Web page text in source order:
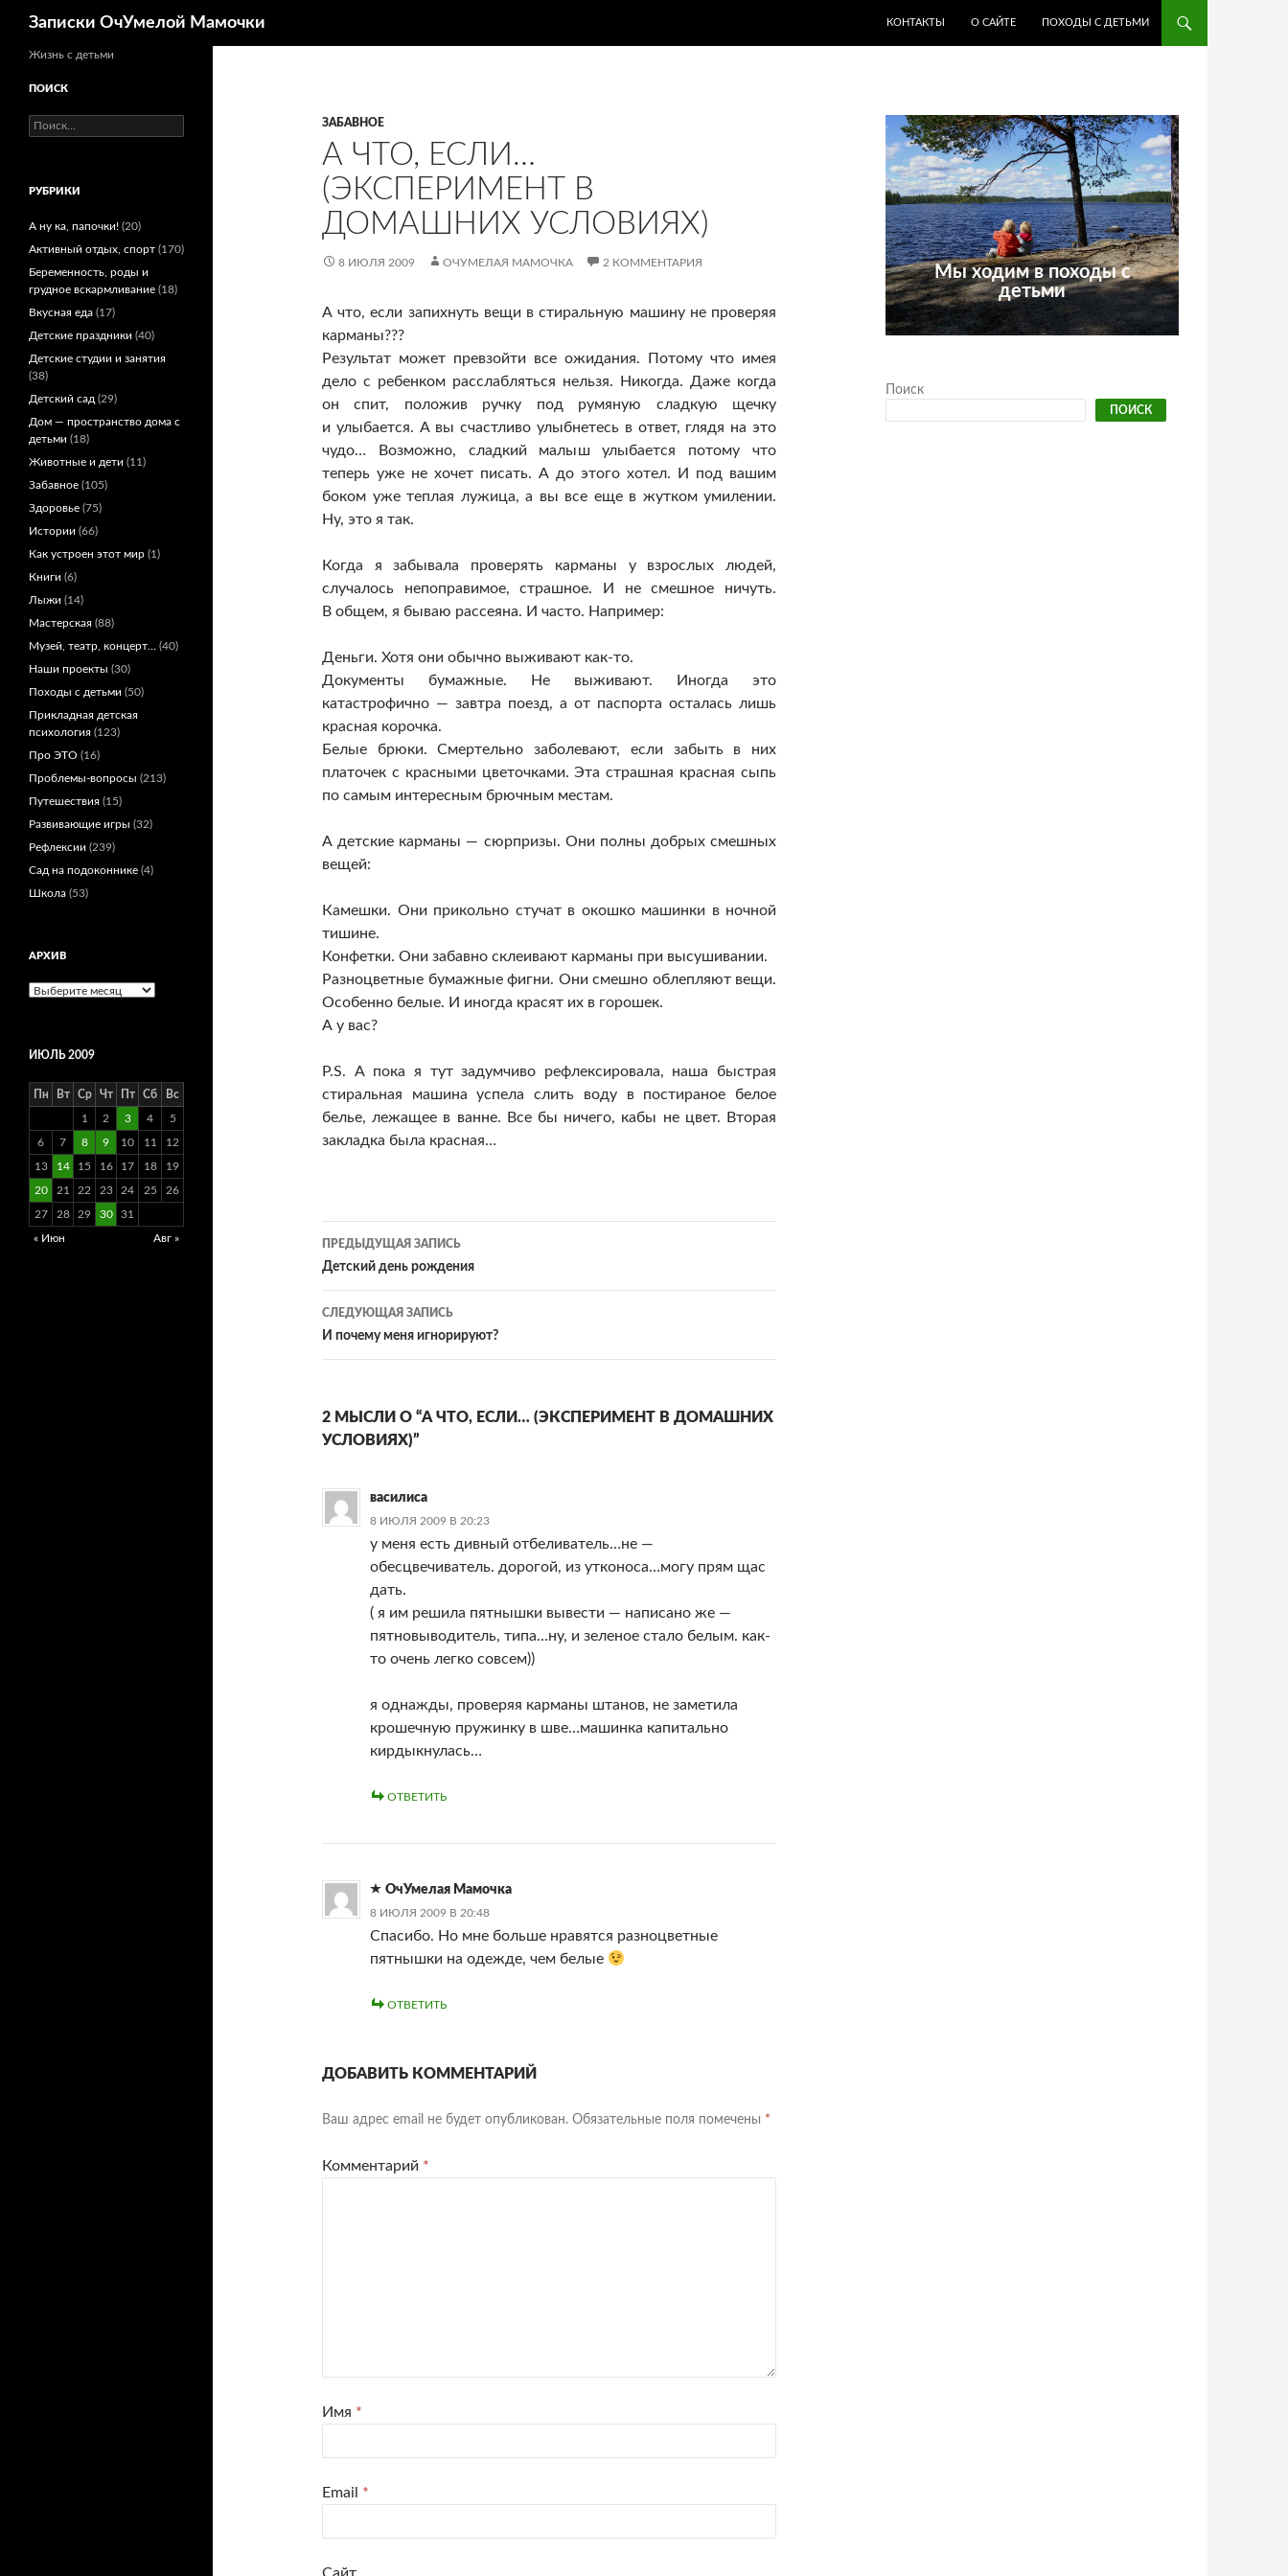
Перейти
Записки ОчУмелой Мамочки КОНТАКТЫ О САЙТЕ ПОХОДЫ С ДЕТЬМИ
ЗАБАВНОЕ
А ЧТО, ЕСЛИ…
(ЭКСПЕРИМЕНТ В
ДОМАШНИХ УСЛОВИЯХ)
8 ИЮЛЯ 2009 ОЧУМЕЛАЯ МАМОЧКА 2 КОММЕНТАРИЯ
А что, если запихнуть вещи в стиральную машину не проверяя
карманы???
Результат может превзойти все ожидания. Потому что имея
дело с ребенком расслабляться нельзя. Никогда. Даже когда
он спит, положив ручку под румяную сладкую щечку
и улыбается. А вы счастливо улыбнетесь в ответ, глядя на это
чудо… Возможно, сладкий малыш улыбается потому что
теперь уже не хочет писать. А до этого хотел. И под вашим
боком уже теплая лужица, а вы все еще в жутком умилении.
Ну, это я так.
Когда я забывала проверять карманы у взрослых людей,
случалось непоправимое, страшное. И не смешное ничуть.
В общем, я бываю рассеяна. И часто. Например:
Деньги. Хотя они обычно выживают как-то.
Документы бумажные. Не выживают. Иногда это
катастрофично — завтра поезд, а от паспорта осталась лишь
красная корочка.
Белые брюки. Смертельно заболевают, если забыть в них
платочек с красными цветочками. Эта страшная красная сыпь
по самым интересным брючным местам.
А детские карманы — сюрпризы. Они полны добрых смешных
вещей:
Камешки. Они прикольно стучат в окошко машинки в ночной
тишине.
Конфетки. Они забавно склеивают карманы при высушивании.
Разноцветные бумажные фигни. Они смешно облепляют вещи.
Особенно белые. И иногда красят их в горошек.
А у вас?
P.S. А пока я тут задумчиво рефлексировала, наша быстрая
стиральная машина успела слить воду в постираное белое
белье, лежащее в ванне. Все бы ничего, кабы не цвет. Вторая
закладка была красная…
Навигация
по
записям
ПРЕДЫДУЩАЯ ЗАПИСЬ
Детский день рождения
СЛЕДУЮЩАЯ ЗАПИСЬ
И почему меня игнорируют?
2 МЫСЛИ О “А ЧТО, ЕСЛИ… (ЭКСПЕРИМЕНТ В ДОМАШНИХ
УСЛОВИЯХ)”
василиса
8 ИЮЛЯ 2009 В 20:23
у меня есть дивный отбеливатель…не —
обесцвечиватель. дорогой, из утконоса…могу прям щас
дать.
( я им решила пятнышки вывести — написано же —
пятновыводитель, типа…ну, и зеленое стало белым. как-
то очень легко совсем))
я однажды, проверяя карманы штанов, не заметила
крошечную пружинку в шве…машинка капитально
кирдыкнулась…
ОТВЕТИТЬ
ОчУмелая Мамочка
8 ИЮЛЯ 2009 В 20:48
Спасибо. Но мне больше нравятся разноцветные
пятнышки на одежде, чем белые
ОТВЕТИТЬ
ДОБАВИТЬ КОММЕНТАРИЙ
Ваш адрес email не будет опубликован. Обязательные поля помечены *
Комментарий *
Имя *
Email *
Мы ходим в походы с
детьми
Поиск
ПОИСК
Жизнь с детьми
ПОИСК
Найти:
РУБРИКИ
А ну ка, папочки! (20)
Активный отдых, спорт (170)
Беременность, роды и
грудное вскармливание (18)
Вкусная еда (17)
Детские праздники (40)
Детские студии и занятия
(38)
Детский сад (29)
Дом — пространство дома с
детьми (18)
Животные и дети (11)
Забавное (105)
Здоровье (75)
Истории (66)
Как устроен этот мир (1)
Книги (6)
Лыжи (14)
Мастерская (88)
Музей, театр, концерт… (40)
Наши проекты (30)
Походы с детьми (50)
Прикладная детская
психология (123)
Про ЭТО (16)
Проблемы-вопросы (213)
Путешествия (15)
Развивающие игры (32)
Рефлексии (239)
Сад на подоконнике (4)
Школа (53)
АРХИВ
Архив
ИЮЛЬ 2009
Пн Вт Ср Чт Пт Сб Вс
1 2 3 4 5
6 7 8 9 10 11 12
13 14 15 16 17 18 19
20 21 22 23 24 25 26
27 28 29 30 31
« Июн Авг »